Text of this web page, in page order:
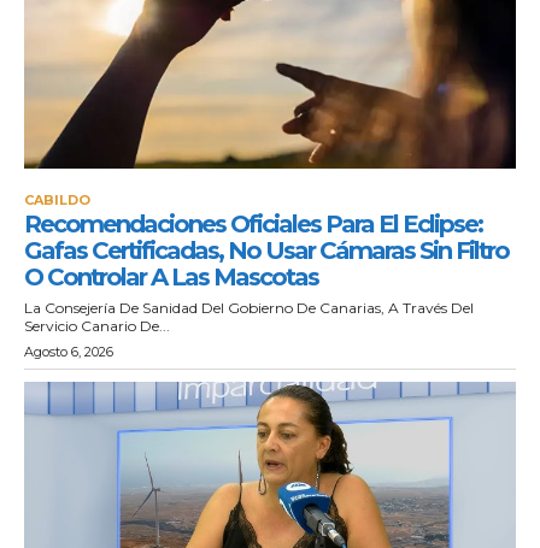
CABILDO
Recomendaciones Oficiales Para El Eclipse:
Gafas Certificadas, No Usar Cámaras Sin Filtro
O Controlar A Las Mascotas
La Consejería De Sanidad Del Gobierno De Canarias, A Través Del
Servicio Canario De...
Agosto 6, 2026